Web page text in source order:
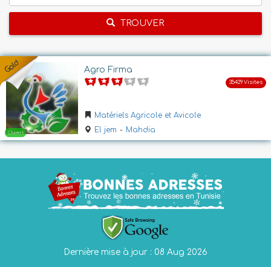
TROUVER
Agro Firma
Matériels Agricole et Avicole
El jem - Mahdia
Dernière mise à jour : 08 Aug 2026